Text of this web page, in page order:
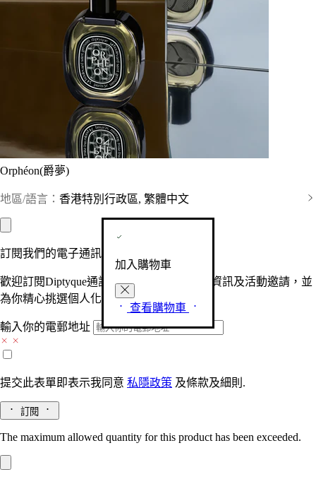
Orphéon(爵夢)
地區/語言： 香港特別行政區, 繁體中文
加入購物車
查看購物車
訂閱我們的電子通訊
歡迎訂閱Diptyque通訊，接收品牌最新產品資訊及活動邀請，並
為你精心挑選個人化的驚喜及禮物。
輸入你的電郵地址
提交此表單即表示我同意 私隱政策 及條款及細則.
訂閱
The maximum allowed quantity for this product has been exceeded.